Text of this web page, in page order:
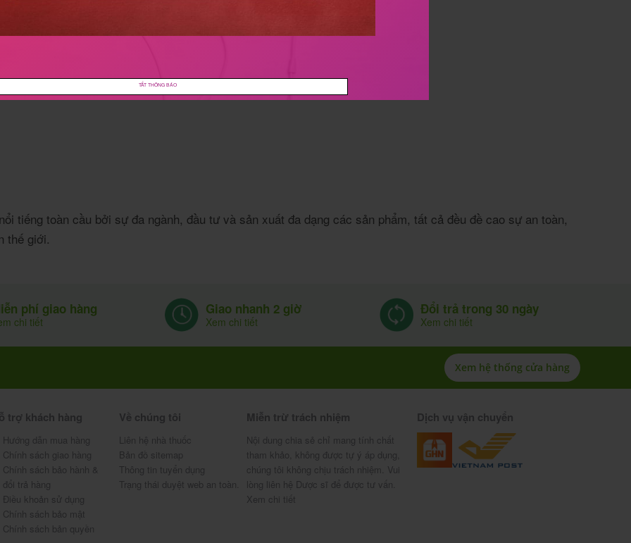
TẮT THÔNG BÁO
tiếng toàn cầu bởi sự đa ngành, đầu tư và sản xuất đa dạng các sản phẩm, tất cả đều đề cao sự an toàn,
thế giới.
phí giao hàng
chi tiết
Giao nhanh 2 giờ
Xem chi tiết
Đổi trả trong 30 ngày
Xem chi tiết
Xem hệ thống cửa hàng
trợ khách hàng
Hướng dẫn mua hàng
Chính sách giao hàng
Chính sách bảo hành &
đổi trả hàng
Điều khoản sử dụng
Chính sách bảo mật
Chính sách bản quyền
Về chúng tôi
Liên hệ nhà thuốc
Bản đồ sitemap
Thông tin tuyển dụng
Trạng thái duyệt web an toàn.
Miễn trừ trách nhiệm
Nội dung chia sẻ chỉ mang tính chất
tham khảo, không được tự ý áp dụng,
chúng tôi không chịu trách nhiệm. Vui
lòng liên hệ Dược sĩ để được tư vấn.
Xem chi tiết
Dịch vụ vận chuyển